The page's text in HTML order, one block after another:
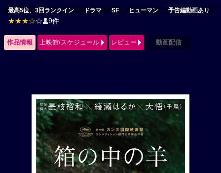
最高5位、3回ランクイン ドラマ SF ヒューマン 予告編動画あり
★★★☆☆ 9件
作品情報 上映館/スケジュール レビュー 動画配信